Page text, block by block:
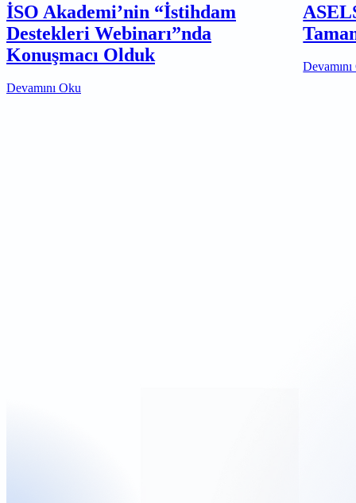
İSO Akademi’nin “İstihdam
Destekleri Webinarı”nda
Konuşmacı Olduk
Devamını Oku